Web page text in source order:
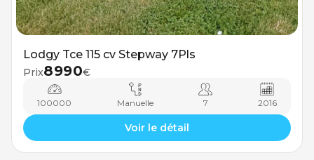
Lodgy Tce 115 cv Stepway 7Pls
Prix8990€
100000 Manuelle 7 2016
Voir le détail